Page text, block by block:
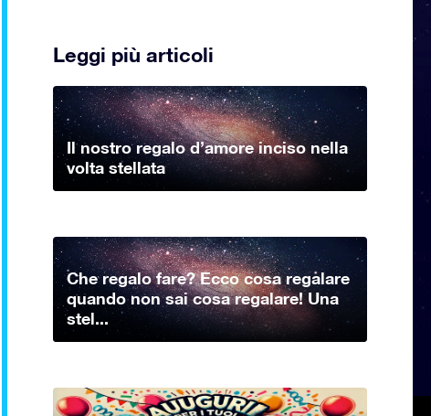
Leggi più articoli
Il nostro regalo d’amore inciso nella
volta stellata
Che regalo fare? Ecco cosa regalare
quando non sai cosa regalare! Una
stel...